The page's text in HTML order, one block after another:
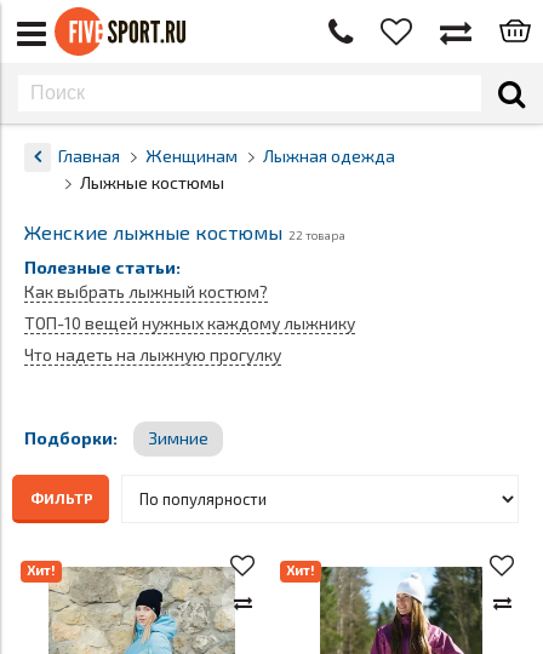
Главная Женщинам
Лыжная одежда
Лыжные костюмы
Женские лыжные костюмы 22 товара
Полезные статьи:
Как выбрать лыжный костюм?
ТОП-10 вещей нужных каждому лыжнику
Что надеть на лыжную прогулку
Подборки: Зимние
ФИЛЬТР
Хит! Хит!